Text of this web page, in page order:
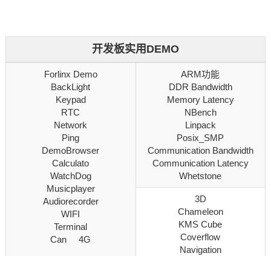
开发板实用DEMO
Forlinx Demo
BackLight
Keypad
RTC
Network
Ping
DemoBrowser
Calculato
WatchDog
Musicplayer
Audiorecorder
WIFI
Terminal
Can 4G
ARM功能
DDR Bandwidth
Memory Latency
NBench
Linpack
Posix_SMP
Communication Bandwidth
Communication Latency
Whetstone
3D
Chameleon
KMS Cube
Coverflow
Navigation